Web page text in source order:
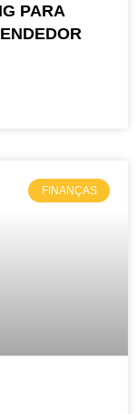
PARA
FINANÇAS